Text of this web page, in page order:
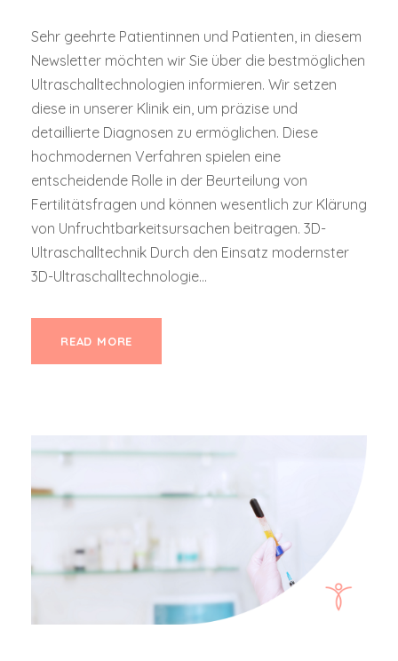
Sehr geehrte Patientinnen und Patienten, in diesem
Newsletter möchten wir Sie über die bestmöglichen
Ultraschalltechnologien informieren. Wir setzen
diese in unserer Klinik ein, um präzise und
detaillierte Diagnosen zu ermöglichen. Diese
hochmodernen Verfahren spielen eine
entscheidende Rolle in der Beurteilung von
Fertilitätsfragen und können wesentlich zur Klärung
von Unfruchtbarkeitsursachen beitragen. 3D-
Ultraschalltechnik Durch den Einsatz modernster
3D-Ultraschalltechnologie...
READ MORE